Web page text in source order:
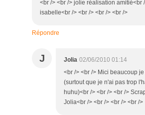
<br /> <br /> jolie réalisation amitié<br
isabelle<br /> <br /> <br /> <br />
Répondre
J Jolia 02/06/2010 01:14
<br /> <br /> Mici beaucoup
(surtout que je n'ai pas trop
huhu)<br /> <br /> <br />
Jolia<br /> <br /> <br /> <br />